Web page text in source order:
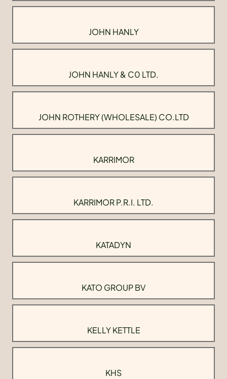
JOHN HANLY
JOHN HANLY & C0 LTD.
JOHN ROTHERY (WHOLESALE) CO.LTD
KARRIMOR
KARRIMOR P.R.I. LTD.
KATADYN
KATO GROUP BV
KELLY KETTLE
KHS